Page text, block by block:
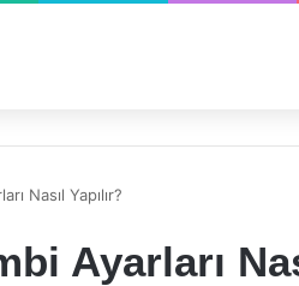
Nasıl Yapılır?
Ayarları